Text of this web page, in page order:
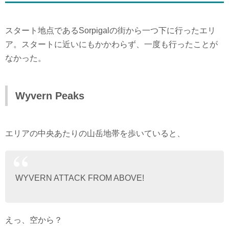
スタート地点であるSorpigalの街から一つ下に行ったエリ
ア。スタートに近いにもかかわらず、一度も行ったことが
なかった。
Wyvern Peaks
エリアの中央あたりの山岳地帯を歩いていると、
WYVERN ATTACK FROM ABOVE!
えっ、空から？